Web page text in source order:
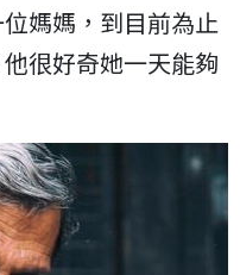
媽媽，到目前為止
很好奇她一天能夠